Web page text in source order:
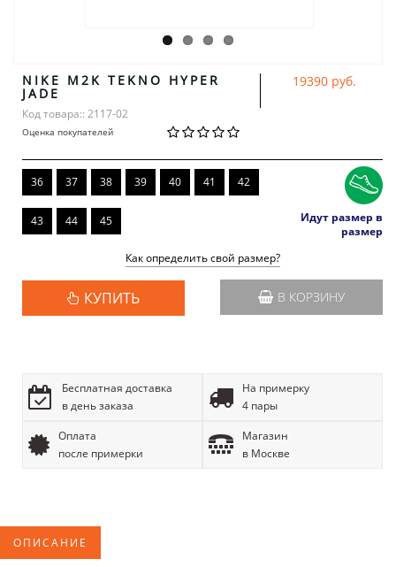
NIKE M2K TEKNO HYPER
JADE
Код товара:: 2117-02
Оценка покупателей
19390 руб.
36 37 38 39 40 41 42
43 44 45
Идут размер в
размер
Как определить свой размер?
КУПИТЬ В КОРЗИНУ
Бесплатная доставка
в день заказа
На примерку
4 пары
Оплата
после примерки
Магазин
в Москве
ОПИСАНИЕ